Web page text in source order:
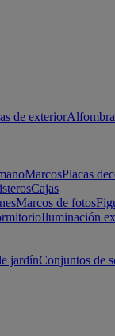
de exterior
MarcosPlacas
Cajas
Marcos de fotos
Iluminación
jardínConjuntos de